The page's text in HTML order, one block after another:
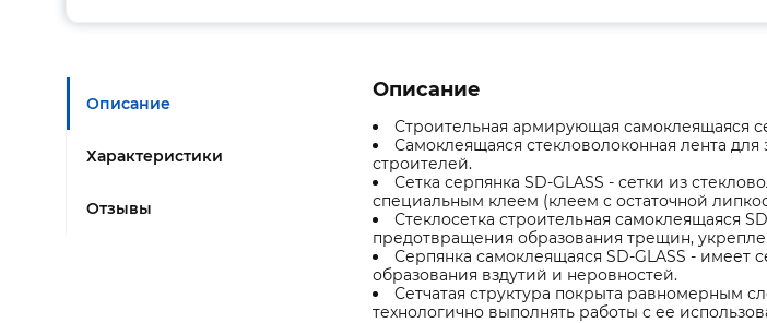
Описание
Характеристики
Отзывы
Описание
Строительная армирующая самоклеящаяся
Самоклеящаяся стекловолоконная лента
строителей.
Сетка серпянка SD-GLASS - сетки из
специальным клеем (клеем с остаточной
Стеклосетка строительная самоклеящаяся
предотвращения образования трещин,
Серпянка самоклеящаяся SD-GLASS - имеет
образования вздутий и неровностей.
Сетчатая структура покрыта равномерным
технологично выполнять работы с ее